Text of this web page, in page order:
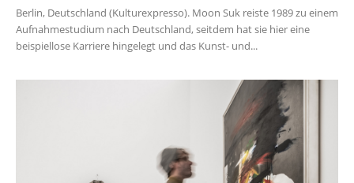
Berlin, Deutschland (Kulturexpresso). Moon Suk reiste 1989 zu einem
Aufnahmestudium nach Deutschland, seitdem hat sie hier eine
beispiellose Karriere hingelegt und das Kunst- und...